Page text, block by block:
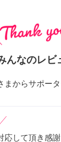
んなのレビ
まからサポー
応して頂き感